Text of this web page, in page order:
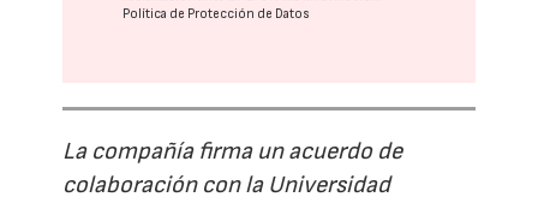
Política de Protección de Datos
La compañía firma un acuerdo de
colaboración con la Universidad